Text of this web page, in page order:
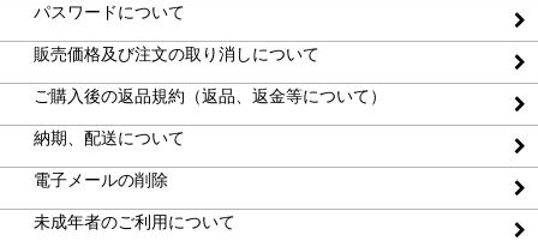
パスワードについて
販売価格及び注文の取り消しについて
ご購入後の返品規約（返品、返金等について）
納期、配送について
電子メールの削除
未成年者のご利用について